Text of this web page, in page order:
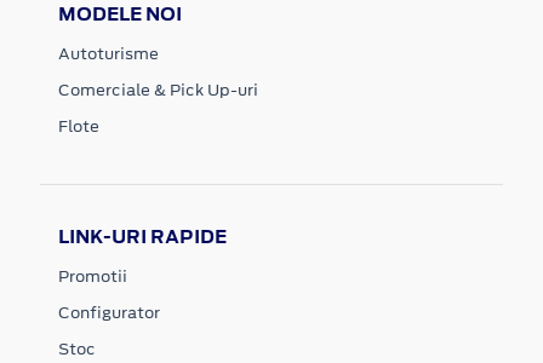
MODELE NOI
Autoturisme
Comerciale & Pick Up-uri
Flote
LINK-URI RAPIDE
Promotii
Configurator
Stoc